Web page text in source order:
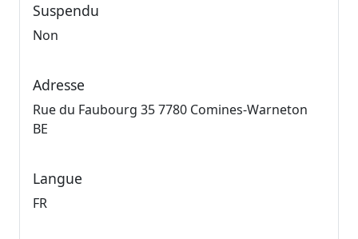
Suspendu
Non
Adresse
Rue du Faubourg 35 7780 Comines-Warneton
BE
Langue
FR